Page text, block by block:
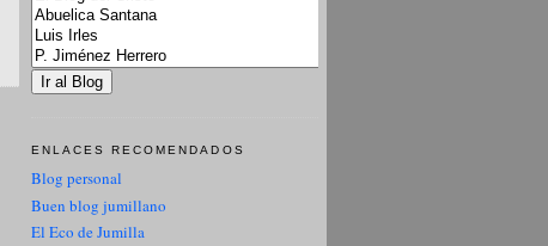
ENLACES RECOMENDADOS
Blog personal
Buen blog jumillano
El Eco de Jumilla